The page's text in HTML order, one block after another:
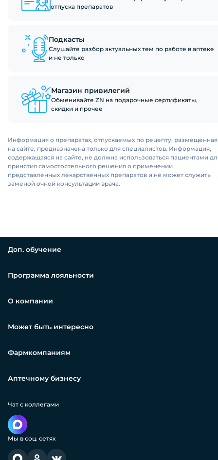
отпуска препаратов
Подкасты
Слушайте разбор актуальных тем по работе в аптеке
и не только
Магазин привилегий
Обменивайте ZN на подарочные сертификаты,
скидки и прочее
Информация о препаратах, отпускаемых по рецепту, размещенная
на сайте, предназначена только для специалистов. Информация,
содержащаяся на сайте, не должна использоваться пациентами
принятия самостоятельного решения о применении
представленных лекарственных препаратов и не может служить
заменой очной консультации врача.
Доп. обучение
Программа лояльности
О компании
Может быть интересно
Фармкомпаниям
Аптечному бизнесу
Чат с коллегами
Мы в соц. сетях